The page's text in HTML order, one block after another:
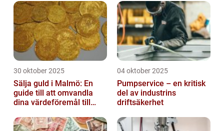
30 oktober 2025
Sälja guld i Malmö: En
guide till att omvandla
dina värdeföremål till
04 oktober 2025
Pumpservice – en kritisk
del av industrins
driftsäkerhet